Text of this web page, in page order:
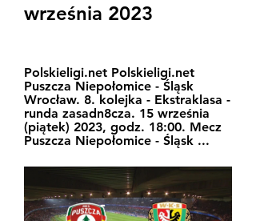
września 2023
Polskieligi.net Polskieligi.net
Puszcza Niepołomice - Śląsk
Wrocław. 8. kolejka - Ekstraklasa -
runda zasadn8cza. 15 września
(piątek) 2023, godz. 18:00. Mecz
Puszcza Niepołomice - Śląsk ...